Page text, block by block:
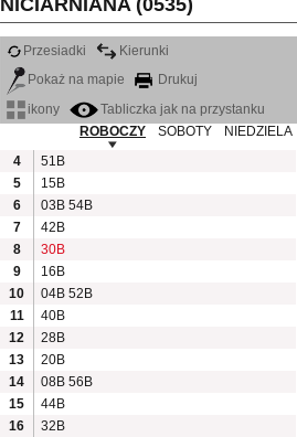
NICIARNIANA (0535)
Przesiadki
Kierunki
Pokaż na mapie
Drukuj
ikony
Tabliczka jak na przystanku
ROBOCZY
SOBOTY
NIEDZIELA
4
51B
5
15B
6
03B 54B
7
42B
8
30B
9
16B
10
04B 52B
11
40B
12
28B
13
20B
14
08B 56B
15
44B
16
32B